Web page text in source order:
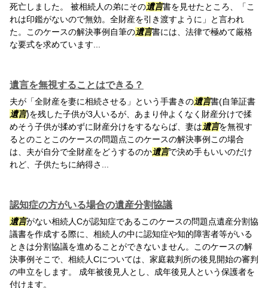
死亡しました。 被相続人の弟にその遺言書を見せたところ、「こ
れは印鑑がないので無効。全財産を引き渡すように」と言われ
た。このケースの解決事例自筆の遺言書には、法律で極めて厳格
な要式を求めています...
遺言を無視することはできる？
夫が「全財産を妻に相続させる」という手書きの遺言書(自筆証書
遺言)を残した子供が3人いるが、あまり仲よくなく財産分けで揉
めそう子供が揉めずに財産分けをするならば、妻は遺言を無視す
るとのことこのケースの問題点このケースの解決事例この場合
は、夫が自分で全財産をどうするのか遺言で決め手もいいのだけ
れど、子供たちに納得さ...
認知症の方がいる場合の遺産分割協議
遺言がない相続人Cが認知症であるこのケースの問題点遺産分割協
議書を作成する際に、相続人の中に認知症や知的障害者等がいる
ときは分割協議を進めることができないません。このケースの解
決事例そこで、相続人Cについては、家庭裁判所の後見開始の審判
の申立をします。 成年被後見人とし、成年後見人という保護者を
付けます。